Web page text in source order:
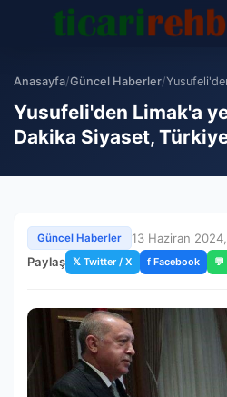
Anasayfa/Güncel Haberler/
Yusufeli'den Limak'a
Dakika Siyaset,
Güncel Haberler
13 Haziran
Paylaş 𝕏 Twitter / X f Facebook